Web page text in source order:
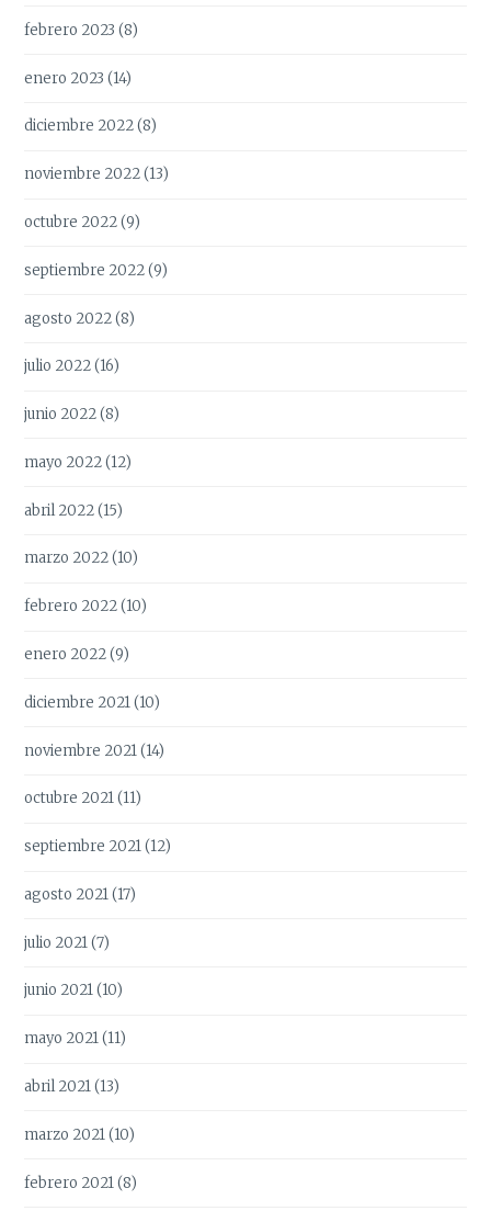
febrero 2023 (8)
enero 2023 (14)
diciembre 2022(8)
noviembre 2022(13)
octubre 2022(9)
septiembre 2022(9)
agosto 2022(8)
julio 2022(16)
junio 2022(8)
mayo 2022(12)
abril 2022(15)
marzo 2022(10)
febrero 2022(10)
enero 2022(9)
diciembre 2021(10)
noviembre 2021(14)
octubre 2021(11)
septiembre 2021(12)
agosto 2021(17)
julio 2021(7)
junio 2021(10)
mayo 2021(11)
abril 2021(13)
marzo 2021(10)
febrero 2021(8)